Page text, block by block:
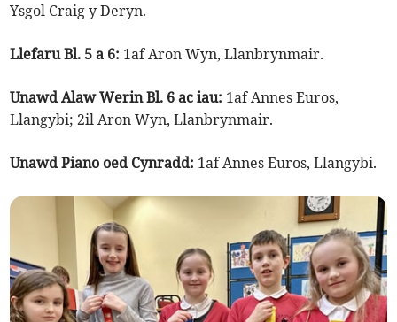
Ysgol Craig y Deryn.
Llefaru Bl. 5 a 6: 1af Aron Wyn, Llanbrynmair.
Unawd Alaw Werin Bl. 6 ac iau: 1af Annes Euros,
Llangybi; 2il Aron Wyn, Llanbrynmair.
Unawd Piano oed Cynradd: 1af Annes Euros, Llangybi.